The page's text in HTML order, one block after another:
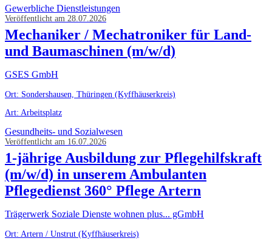
Gewerbliche Dienstleistungen
Veröffentlicht am 28.07.2026
Mechaniker / Mechatroniker für Land-
und Baumaschinen (m/w/d)
GSES GmbH
Ort: Sondershausen, Thüringen (Kyffhäuserkreis)
Art: Arbeitsplatz
Gesundheits- und Sozialwesen
Veröffentlicht am 16.07.2026
1-jährige Ausbildung zur Pflegehilfskraft
(m/w/d) in unserem Ambulanten
Pflegedienst 360° Pflege Artern
Trägerwerk Soziale Dienste wohnen plus... gGmbH
Ort: Artern / Unstrut (Kyffhäuserkreis)